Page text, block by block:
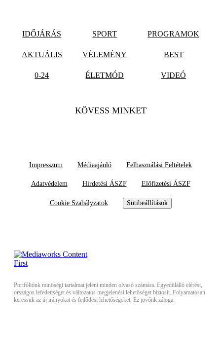
IDŐJÁRÁS SPORT PROGRAMOK
AKTUÁLIS VÉLEMÉNY BEST
0-24 ÉLETMÓD VIDEÓ
KÖVESS MINKET
Impresszum Médiaajánló Felhasználási Feltételek
Adatvédelem Hirdetési ÁSZF Előfizetési ÁSZF
Cookie Szabályzatok Sütibeállítások
Portfóliónk minőségi tartalmat jelent minden olvasó számára. Egyedülálló elérést,
országos lefedettséget és változatos megjelenési lehetőséget biztosít. Folyamatosan
keressük az új irányokat és fejlődési lehetőségeket. Ez jövőnk záloga.